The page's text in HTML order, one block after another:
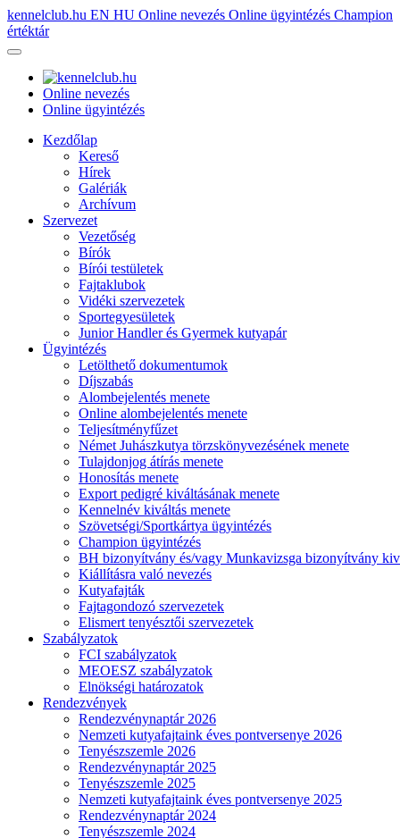
kennelclub.hu EN HU Online nevezés Online ügyintézés Champion
értéktár
Online nevezés
Online ügyintézés
Kezdőlap
Kereső
Hírek
Galériák
Archívum
Szervezet
Vezetőség
Bírók
Bírói testületek
Fajtaklubok
Vidéki szervezetek
Sportegyesületek
Junior Handler és Gyermek kutyapár
Ügyintézés
Letölthető dokumentumok
Díjszabás
Alombejelentés menete
Online alombejelentés menete
Teljesítményfűzet
Német Juhászkutya törzskönyvezésének menete
Tulajdonjog átírás menete
Honosítás menete
Export pedigré kiváltásának menete
Kennelnév kiváltás menete
Szövetségi/Sportkártya ügyintézés
Champion ügyintézés
BH bizonyítvány és/vagy Munkavizsga bizonyítvány
Kiállításra való nevezés
Kutyafajták
Fajtagondozó szervezetek
Elismert tenyésztői szervezetek
Szabályzatok
FCI szabályzatok
MEOESZ szabályzatok
Elnökségi határozatok
Rendezvények
Rendezvénynaptár 2026
Nemzeti kutyafajtaink éves pontversenye 2026
Tenyészszemle 2026
Rendezvénynaptár 2025
Tenyészszemle 2025
Nemzeti kutyafajtaink éves pontversenye 2025
Rendezvénynaptár 2024
Tenyészszemle 2024